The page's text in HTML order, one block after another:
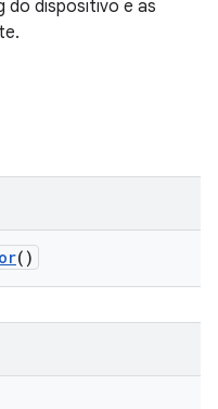
do dispositivo e as
()